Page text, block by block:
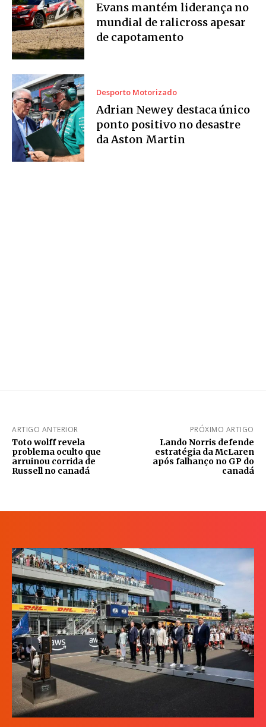
Evans mantém liderança no
mundial de ralicross apesar
de capotamento
Desporto Motorizado
Adrian Newey destaca único
ponto positivo no desastre
da Aston Martin
ARTIGO ANTERIOR
Toto wolff revela
problema oculto que
arruinou corrida de
Russell no canadá
PRÓXIMO ARTIGO
Lando Norris defende
estratégia da McLaren
após falhanço no GP do
canadá